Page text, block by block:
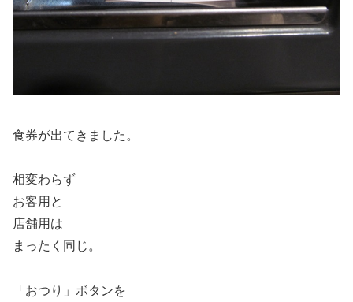
食券が出てきました。
相変わらず
お客用と
店舗用は
まったく同じ。
「おつり」ボタンを